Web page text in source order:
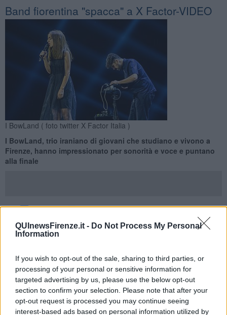
QUInewsFirenze.it - Do Not Process My Personal
Information
If you wish to opt-out of the sale, sharing to third parties, or
processing of your personal or sensitive information for
targeted advertising by us, please use the below opt-out
section to confirm your selection. Please note that after your
opt-out request is processed you may continue seeing
interest-based ads based on personal information utilized by
Band fiorentina "spacca" a X Factor-VIDEO
I BowLand ( foto twitter X Factor Italia )
I BowLand, trio iraniano di giovani che studiano e vivono a
Firenze, hanno impressionato per sonorità e voce e puntano
alla finale
MILANO —IBowLandè uno dei gruppi rivelazione di X Factor, il
talent musicale che negli anni ha lanciato nomi famosissimi della
Dopo avere impressionato nelle audizioni, il gruppo formato da
Low, Pejman e Saeed, ha passato agevolmente il secondo step,
quello dei bootcamp e sarà atteso adesso dagli home visit, ultimo
traguardo da tagliare prima di approdare ai tanto attesi live.